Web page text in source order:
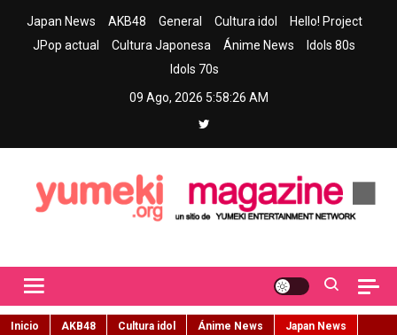
Japan News AKB48 General Cultura idol
Hello! Project
JPop actual
Cultura Japonesa Ánime News
Idols 80s
Idols 70s
09 Ago, 2026 5:58:27 AM
Inicio AKB48 Cultura idol Ánime News
Japan News